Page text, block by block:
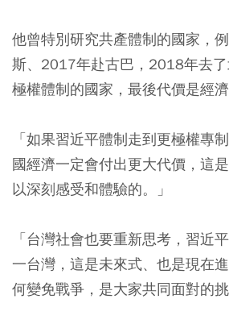
他曾特別研究共產體制的國家，
斯、2017年赴古巴，2018年去
極權體制的國家，最後代價是經濟
「如果習近平體制走到更極權專
國經濟一定會付出更大代價，這
以深刻感受和體驗的。」
「台灣社會也要重新思考，習近
一台灣，這是未來式、也是現在
何變免戰爭，是大家共同面對的挑